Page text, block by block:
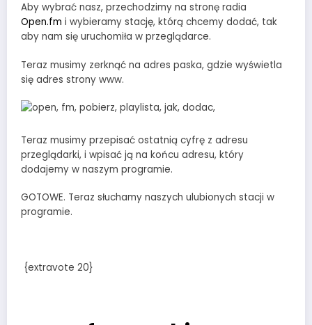
Aby wybrać nasz, przechodzimy na stronę radia
Open.fm i wybieramy stację, którą chcemy dodać, tak
aby nam się uruchomiła w przeglądarce.
Teraz musimy zerknąć na adres paska, gdzie wyświetla
się adres strony www.
Teraz musimy przepisać ostatnią cyfrę z adresu
przeglądarki, i wpisać ją na końcu adresu, który
dodajemy w naszym programie.
GOTOWE. Teraz słuchamy naszych ulubionych stacji w
programie.
{extravote 20}